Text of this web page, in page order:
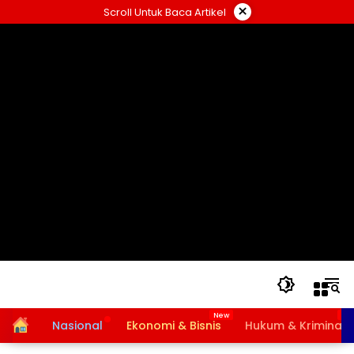
ke
Scroll Untuk Baca Artikel ×
HomeNasional Ekonomi & Bisnis Hukum & Kriminal
Bansos PKH dan BPNT